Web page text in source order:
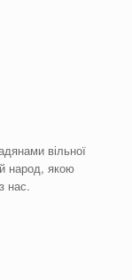
вільної
народ, якою
нас.